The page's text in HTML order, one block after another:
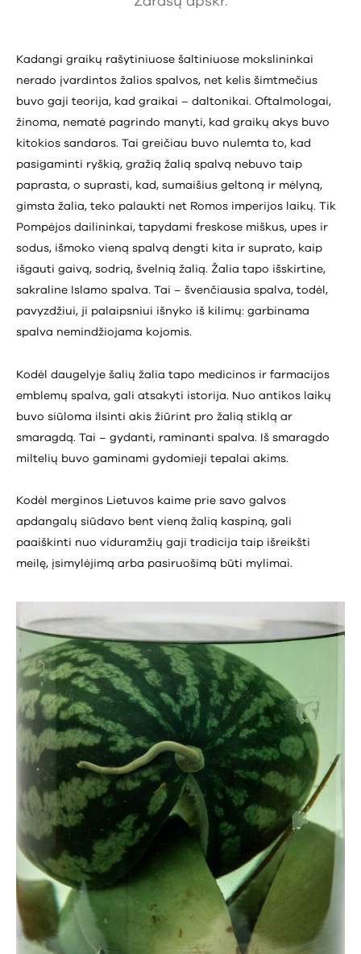
Kadangi graikų rašytiniuose šaltiniuose mokslininkai
nerado įvardintos žalios spalvos, net kelis šimtmečius
buvo gaji teorija, kad graikai – daltonikai. Oftalmologai,
žinoma, nematė pagrindo manyti, kad graikų akys buvo
kitokios sandaros. Tai greičiau buvo nulemta to, kad
pasigaminti ryškią, gražią žalią spalvą nebuvo taip
paprasta, o suprasti, kad, sumaišius geltoną ir mėlyną,
gimsta žalia, teko palaukti net Romos imperijos laikų. Tik
Pompėjos dailininkai, tapydami freskose miškus, upes ir
sodus, išmoko vieną spalvą dengti kita ir suprato, kaip
išgauti gaivą, sodrią, švelnią žalią. Žalia tapo išskirtine,
sakraline Islamo spalva. Tai – švenčiausia spalva, todėl,
pavyzdžiui, ji palaipsniui išnyko iš kilimų: garbinama
spalva nemindžiojama kojomis.
Kodėl daugelyje šalių žalia tapo medicinos ir farmacijos
emblemų spalva, gali atsakyti istorija. Nuo antikos laikų
buvo siūloma ilsinti akis žiūrint pro žalią stiklą ar
smaragdą. Tai – gydanti, raminanti spalva. Iš smaragdo
miltelių buvo gaminami gydomieji tepalai akims.
Kodėl merginos Lietuvos kaime prie savo galvos
apdangalų siūdavo bent vieną žalią kaspiną, gali
paaiškinti nuo viduramžių gaji tradicija taip išreikšti
meilę, įsimylėjimą arba pasiruošimą būti mylimai.